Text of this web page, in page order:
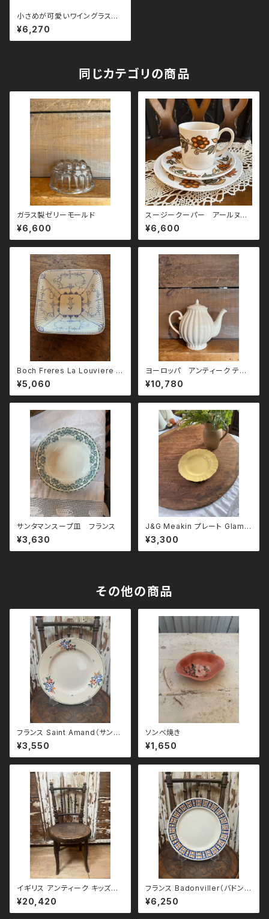
小さめが可愛いワイングラス
ペア
¥6,270
同じカテゴリの商品
ガラス製ゼリーモールド
¥6,600
スージークーパー アールヌー
ボー トリオ
¥6,600
Boch Freres La Louviere ス
クエア深皿
¥5,060
ヨーロッパ アンティーク ティ
ーポット
¥10,780
サンタマンスープ皿 フランス
¥3,630
J&G Meakin プレート Glamo
ur Sunflower
¥3,300
その他の商品
フランス Saint Amand（サンタ
マン）花柄プレート 23cm
¥3,550
ソンべ焼き
¥1,650
イギリス アンティーク キッズチ
ェア
¥20,420
フランス Badonviller（バドンヴ
ィレー）ROBINSON（ロビンソ
ン）プレート 23cm
¥6,250